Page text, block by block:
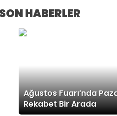
HABERLER
Ağustos Fuarı’nda
Rekabet Bir Arada